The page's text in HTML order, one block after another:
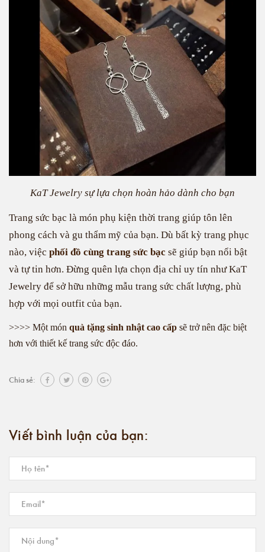
KaT Jewelry sự lựa chọn hoàn hảo dành cho bạn
Trang sức bạc là món phụ kiện thời trang giúp tôn lên
phong cách và gu thẩm mỹ của bạn. Dù bất kỳ trang phục
nào, việc phối đồ cùng trang sức bạc sẽ giúp bạn nổi bật
và tự tin hơn. Đừng quên lựa chọn địa chỉ uy tín như KaT
Jewelry để sở hữu những mẫu trang sức chất lượng, phù
hợp với mọi outfit của bạn.
>>>> Một món quà tặng sinh nhật cao cấp sẽ trở nên đặc biệt
hơn với thiết kế trang sức độc đáo.
Chia sẻ:
Viết bình luận của bạn: